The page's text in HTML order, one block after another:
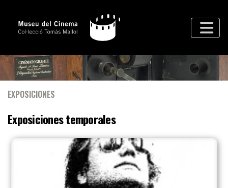
EXPOSICIONES
Exposiciones temporales